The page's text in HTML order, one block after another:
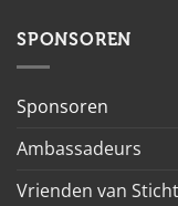
SPONSOREN
Sponsoren
Ambassadeurs
Vrienden van